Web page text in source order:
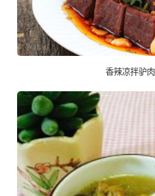
香辣凉拌驴肉